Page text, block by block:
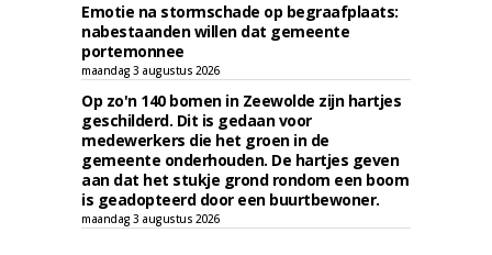
Emotie na stormschade op begraafplaats:
nabestaanden willen dat gemeente
portemonnee
maandag 3 augustus 2026
Op zo'n 140 bomen in Zeewolde zijn hartjes
geschilderd. Dit is gedaan voor
medewerkers die het groen in de
gemeente onderhouden. De hartjes geven
aan dat het stukje grond rondom een boom
is geadopteerd door een buurtbewoner.
maandag 3 augustus 2026